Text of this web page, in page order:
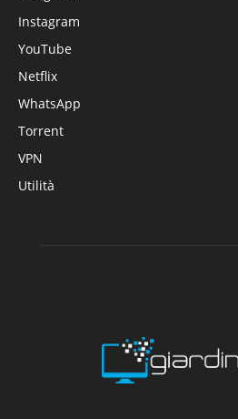
Instagram
YouTube
Netflix
WhatsApp
Torrent
VPN
Utilità